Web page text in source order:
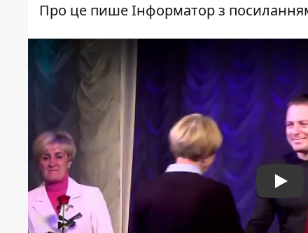
Про це пише Інформатор з
Play